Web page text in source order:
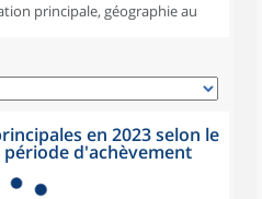
principale, géographie au
en 2023 selon le
d'achèvement